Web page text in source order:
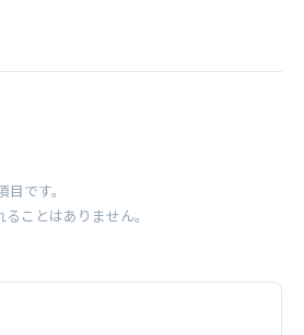
です。
ことはありません。